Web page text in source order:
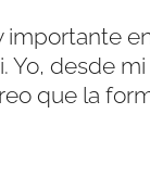
importante
desde
que la